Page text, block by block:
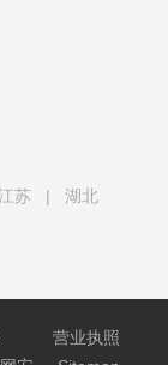
苏 | 湖北
营业执照